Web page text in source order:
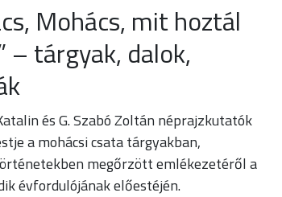
Mohács, mit hoztál
– tárgyak, dalok,
és G. Szabó Zoltán néprajzkutatók
a mohácsi csata tárgyakban,
megőrzött emlékezetéről a
évfordulójának előestéjén.